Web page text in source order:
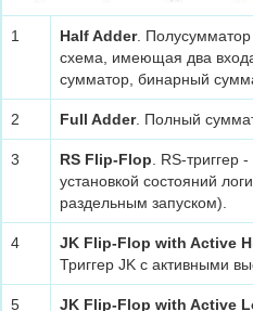
1 Half Adder. Полусумматор
схема, имеющая два
сумматор, бинарный
2 Full Adder. Полный
3 RS Flip-Flop . RS-триггер
установкой состояний
раздельным запуском).
4 JK Flip-Flop with Active
Триггер JK с активными
5 JK Flip-Flop with Active